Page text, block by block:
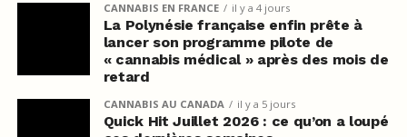
CANNABIS EN FRANCE il y a 4 jours
La Polynésie française enfin prête à
lancer son programme pilote de
« cannabis médical » après des mois de
retard
CANNABIS AU CANADA il y a 5 jours
Quick Hit Juillet 2026 : ce qu’on a loupé